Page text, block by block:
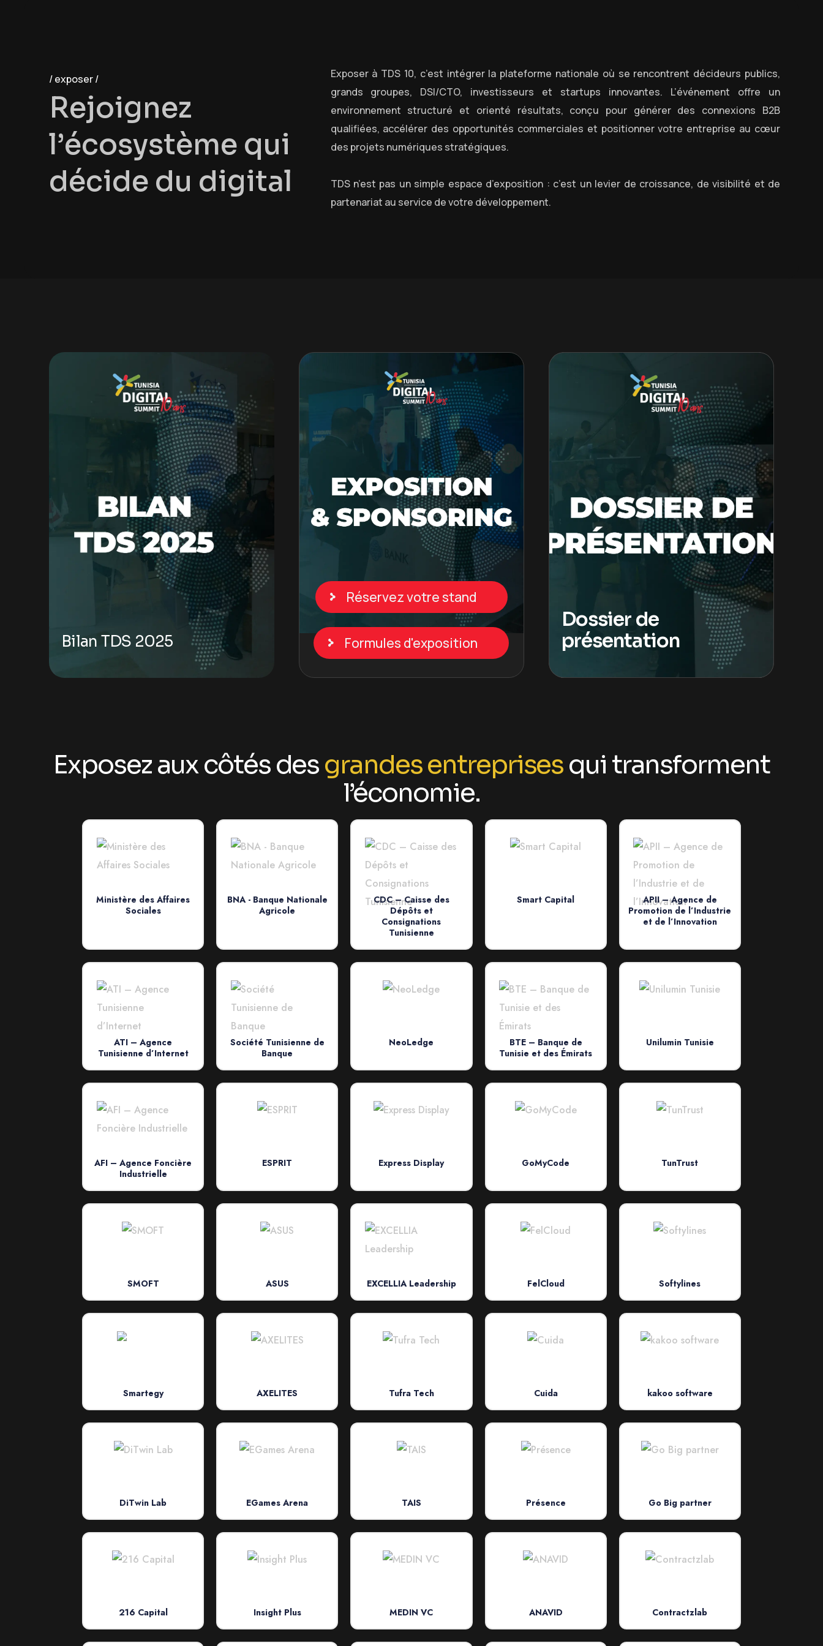
exposer
Rejoignez
l’écosystème qui
décide du digital
Exposer à TDS 10, c’est intégrer la plateforme nationale où se rencontrent décideurs publics,
grands groupes, DSI/CTO, investisseurs et startups innovantes. L’événement offre un
environnement structuré et orienté résultats, conçu pour générer des connexions B2B
qualifiées, accélérer des opportunités commerciales et positionner votre entreprise au cœur
des projets numériques stratégiques.
TDS n’est pas un simple espace d’exposition : c’est un levier de croissance, de visibilité et de
partenariat au service de votre développement.
Bilan TDS 2025
Réservez votre stand
Formules d'exposition
Plugins Integrated
Dossier de
présentation
Exposez aux côtés desgrandes entreprisesqui transforment
l’économie.
Ministère des Affaires
Sociales
BNA - Banque Nationale
Agricole
CDC – Caisse des
Dépôts et
Consignations
Tunisienne
Smart Capital
APII – Agence de
Promotion de l’Industrie
et de l’Innovation
ATI – Agence
Tunisienne d’Internet
Société Tunisienne de
Banque
NeoLedge
BTE – Banque de
Tunisie et des Émirats
Unilumin Tunisie
AFI – Agence Foncière
Industrielle
ESPRIT Express Display GoMyCode TunTrust
SMOFT ASUS EXCELLIA Leadership FelCloud Softylines
Smartegy AXELITES Tufra Tech Cuida kakoo software
DiTwin Lab EGames Arena TAIS Présence Go Big partner
216 Capital Insight Plus MEDIN VC ANAVID Contractzlab